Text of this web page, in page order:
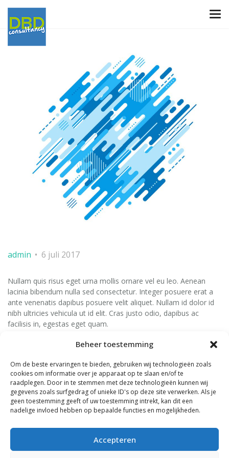
Beheer toestemming
Om de beste ervaringen te bieden, gebruiken wij technologieën zoals
cookies om informatie over je apparaat op te slaan en/of te
raadplegen. Door in te stemmen met deze technologieën kunnen wij
gegevens zoals surfgedrag of unieke ID's op deze site verwerken. Als je
geen toestemming geeft of uw toestemming intrekt, kan dit een
nadelige invloed hebben op bepaalde functies en mogelijkheden.
Accepteren
admin 6 juli 2017
Nullam quis risus eget urna mollis ornare vel eu leo. Aenean
lacinia bibendum nulla sed consectetur. Integer posuere erat a
ante venenatis dapibus posuere velit aliquet. Nullam id dolor id
nibh ultricies vehicula ut id elit. Cras justo odio, dapibus ac
facilisis in, egestas eget quam.
Nulla vitae elit libero, a pharetra augue. Aenean lacinia bibendum
nulla sed consectetur. Donec ullamcorper nulla non metus
auctor fringilla. Maecenas sed diam eget risus varius blandit sit
amet non magna.